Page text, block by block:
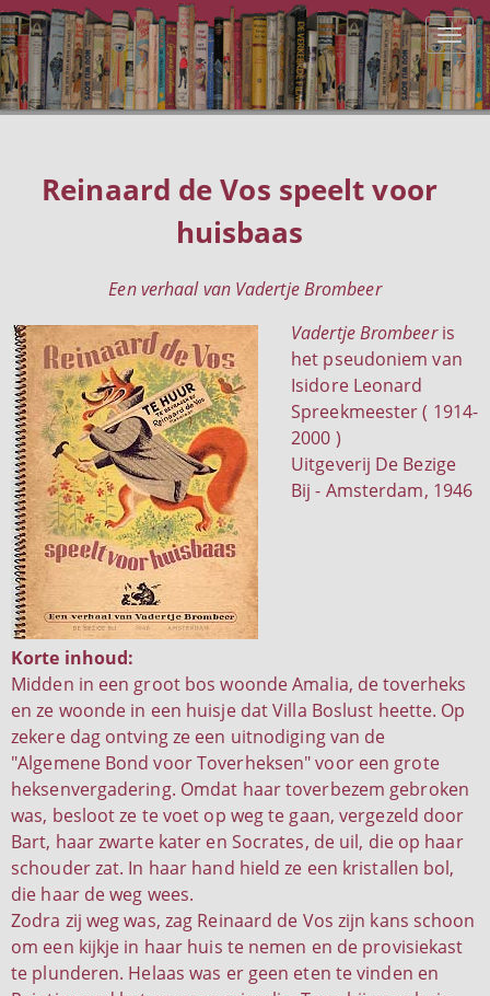
Reinaard de Vos speelt voor
huisbaas
Een verhaal van Vadertje Brombeer
Vadertje Brombeeris
het pseudoniem van
Isidore Leonard
Spreekmeester ( 1914-
2000 )
Uitgeverij De Bezige
Bij - Amsterdam, 1946
Korte inhoud:
Midden in een groot bos woonde Amalia, de toverheks
en ze woonde in een huisje dat Villa Boslust heette. Op
zekere dag ontving ze een uitnodiging van de
"Algemene Bond voor Toverheksen" voor een grote
heksenvergadering. Omdat haar toverbezem gebroken
was, besloot ze te voet op weg te gaan, vergezeld door
Bart, haar zwarte kater en Socrates, de uil, die op haar
schouder zat. In haar hand hield ze een kristallen bol,
die haar de weg wees.
Zodra zij weg was, zag Reinaard de Vos zijn kans schoon
om een kijkje in haar huis te nemen en de provisiekast
te plunderen. Helaas was er geen eten te vinden en